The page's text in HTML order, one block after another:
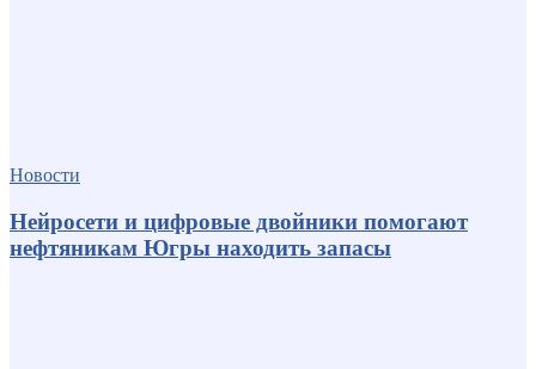
Новости
Нейросети и цифровые двойники помогают
нефтяникам Югры находить запасы